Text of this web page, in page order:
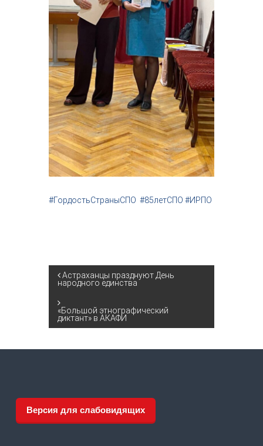
#ГордостьСтраныСПО #85летСПО #ИРПО
Н
в
а
Астраханцы празднуют День
народного единства
«Большой этнографический
диктант» в АКАФИ
Версия для слабовидящих